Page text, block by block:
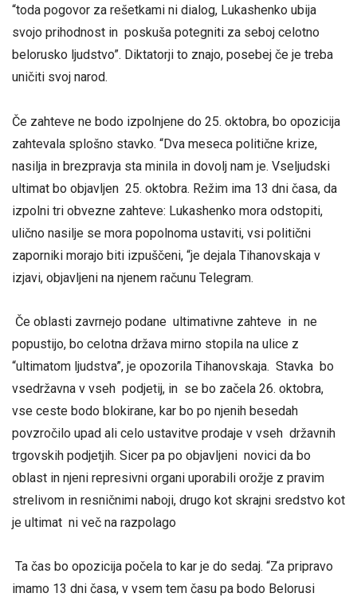
“toda pogovor za rešetkami ni dialog, Lukashenko ubija
svojo prihodnost in poskuša potegniti za seboj celotno
belorusko ljudstvo”. Diktatorji to znajo, posebej če je treba
uničiti svoj narod.
Če zahteve ne bodo izpolnjene do 25. oktobra, bo opozicija
zahtevala splošno stavko. “Dva meseca politične krize,
nasilja in brezpravja sta minila in dovolj nam je. Vseljudski
ultimat bo objavljen 25. oktobra. Režim ima 13 dni časa, da
izpolni tri obvezne zahteve: Lukashenko mora odstopiti,
ulično nasilje se mora popolnoma ustaviti, vsi politični
zaporniki morajo biti izpuščeni, “je dejala Tihanovskaja v
izjavi, objavljeni na njenem računu Telegram.
Če oblasti zavrnejo podane ultimativne zahteve in ne
popustijo, bo celotna država mirno stopila na ulice z
“ultimatom ljudstva”, je opozorila Tihanovskaja. Stavka bo
vsedržavna v vseh podjetij, in se bo začela 26. oktobra,
vse ceste bodo blokirane, kar bo po njenih besedah ​​
povzročilo upad ali celo ustavitve prodaje v vseh državnih
trgovskih podjetjih. Sicer pa po objavljeni novici da bo
oblast in njeni represivni organi uporabili orožje z pravim
strelivom in resničnimi naboji, drugo kot skrajni sredstvo kot
je ultimat ni več na razpolago
Ta čas bo opozicija počela to kar je do sedaj. “Za pripravo
imamo 13 dni časa, v vsem tem času pa bodo Belorusi